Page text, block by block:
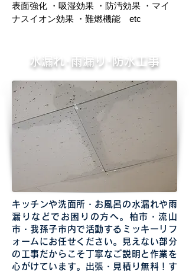
表面強化 ・吸湿効果 ・防汚効果 ・マイ
ナスイオン効果 ・難燃機能 etc
水漏れ･雨漏り･防水工事
キッチンや洗面所・お風呂の水漏れや雨
漏りなどでお困りの方へ。柏市・流山
市・我孫子市内で活動するミッキーリフ
ォームにお任せください。見えない部分
の工事だからこそ丁寧なご説明と作業を
心がけています。出張・見積り無料！す